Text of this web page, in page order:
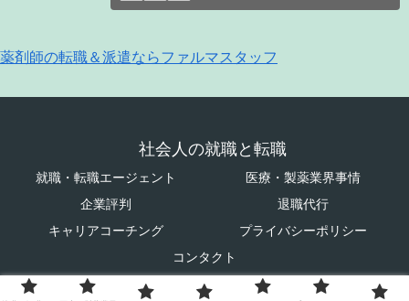
薬剤師の転職＆派遣ならファルマスタッフ
社会人の就職と転職
就職・転職エージェント
医療・製薬業界事情
企業評判
退職代行
キャリアコーチング
プライバシーポリシー
コンタクト
© 2023 社会人の就職と転職.